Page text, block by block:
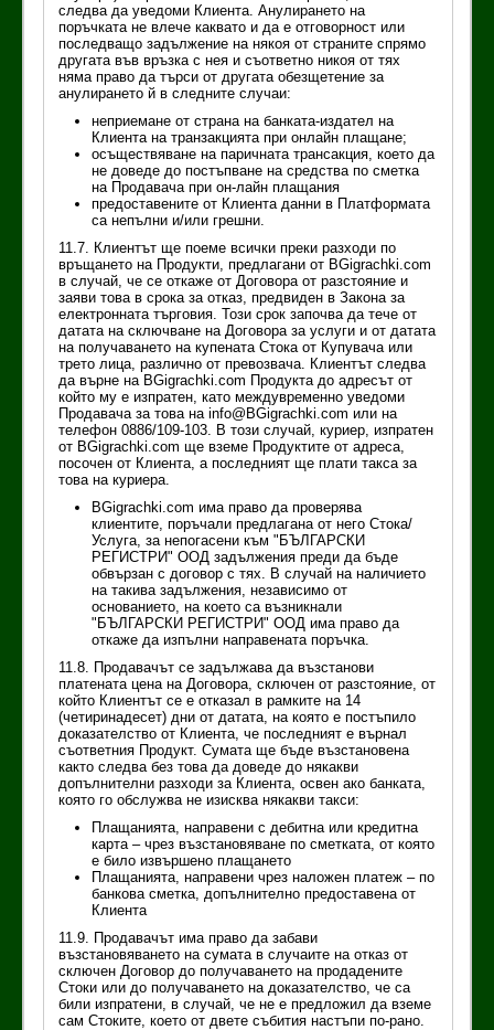
следва да уведоми Клиента. Анулирането на
поръчката не влече каквато и да е отговорност или
последващо задължение на някоя от страните спрямо
другата във връзка с нея и съответно никоя от тях
няма право да търси от другата обезщетение за
анулирането й в следните случаи:
неприемане от страна на банката-издател на
Клиента на транзакцията при онлайн плащане;
осъществяване на паричната трансакция, което да
не доведе до постъпване на средства по сметка
на Продавача при он-лайн плащания
предоставените от Клиента данни в Платформата
са непълни и/или грешни.
11.7. Клиентът ще поеме всички преки разходи по
връщането на Продукти, предлагани от BGigrachki.com
в случай, че се откаже от Договора от разстояние и
заяви това в срока за отказ, предвиден в Закона за
електронната търговия. Този срок започва да тече от
датата на сключване на Договора за услуги и от датата
на получаването на купената Стока от Купувача или
трето лица, различно от превозвача. Клиентът следва
да върне на BGigrachki.com Продукта до адресът от
който му е изпратен, като междувременно уведоми
Продавача за това на info@BGigrachki.com или на
телефон 0886/109-103. В този случай, куриер, изпратен
от BGigrachki.com ще вземе Продуктите от адреса,
посочен от Клиента, а последният ще плати такса за
това на куриера.
BGigrachki.com има право да проверява
клиентите, поръчали предлагана от него Стока/
Услуга, за непогасени към "БЪЛГАРСКИ
РЕГИСТРИ" ООД задължения преди да бъде
обвързан с договор с тях. В случай на наличието
на такива задължения, независимо от
основанието, на което са възникнали
"БЪЛГАРСКИ РЕГИСТРИ" ООД има право да
откаже да изпълни направената поръчка.
11.8. Продавачът се задължава да възстанови
платената цена на Договора, сключен от разстояние, от
който Клиентът се е отказал в рамките на 14
(четиринадесет) дни от датата, на която е постъпило
доказателство от Клиента, че последният е върнал
съответния Продукт. Сумата ще бъде възстановена
както следва без това да доведе до някакви
допълнителни разходи за Клиента, освен ако банката,
която го обслужва не изисква някакви такси:
Плащанията, направени с дебитна или кредитна
карта – чрез възстановяване по сметката, от която
е било извършено плащането
Плащанията, направени чрез наложен платеж – по
банкова сметка, допълнително предоставена от
Клиента
11.9. Продавачът има право да забави
възстановяването на сумата в случаите на отказ от
сключен Договор до получаването на продадените
Стоки или до получаването на доказателство, че са
били изпратени, в случай, че не е предложил да вземе
сам Стоките, което от двете събития настъпи по-рано.